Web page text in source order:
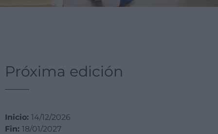
Próxima edición
Inicio: 14/12/2026
Fin: 18/01/2027